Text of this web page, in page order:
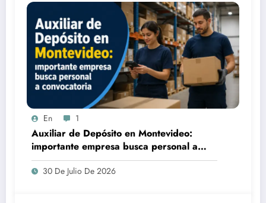
En 1
Auxiliar de Depósito en Montevideo:
importante empresa busca personal a
convocatoria
30 De Julio De 2026